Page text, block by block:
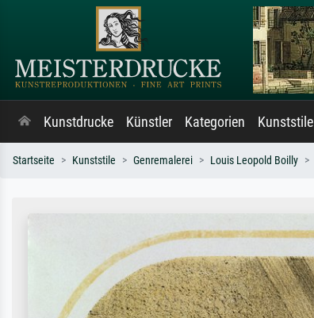
Kunstdrucke Künstler Kategorien Kunststile
Startseite Kunststile Genremalerei Louis Leopold Boilly